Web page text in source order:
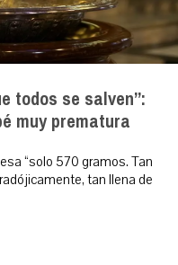
todos se salven”:
muy prematura
“solo 570 gramos. Tan
tan llena de